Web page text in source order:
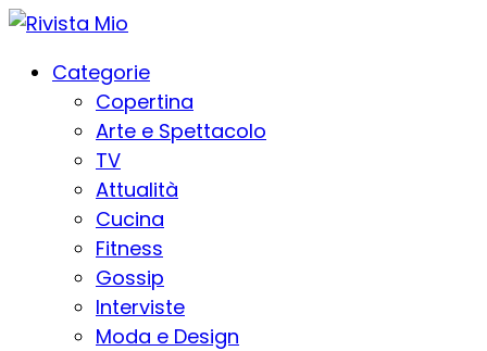
Categorie
Copertina
Arte e Spettacolo
TV
Attualità
Cucina
Fitness
Gossip
Interviste
Moda e Design